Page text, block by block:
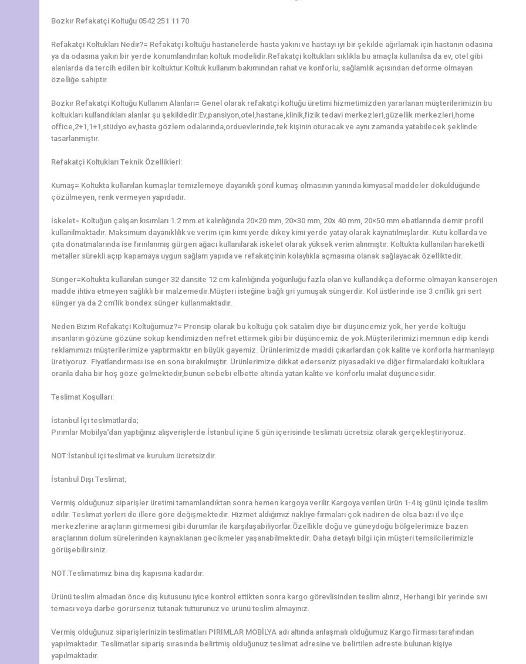
Bozkır Refakatçi Koltuğu 0542 251 11 70
Refakatçi Koltukları Nedir?= Refakatçi koltuğu hastanelerde hasta yakını ve hastayı iyi bir şekilde ağırlamak için hastanın odasına
ya da odasına yakın bir yerde konumlandırılan koltuk modelidir.Refakatçi koltukları sıklıkla bu amaçla kullanılsa da ev, otel gibi
alanlarda da tercih edilen bir koltuktur.Koltuk kullanım bakımından rahat ve konforlu, sağlamlık açısından deforme olmayan
özelliğe sahiptir.
Bozkır Refakatçi Koltuğu Kullanım Alanları= Genel olarak refakatçi koltuğu üretimi hizmetimizden yararlanan müşterilerimizin bu
koltukları kullandıkları alanlar şu şekildedir:Ev,pansiyon,otel,hastane,klinik,fizik tedavi merkezleri,güzellik merkezleri,home
office,2+1,1+1,stüdyo ev,hasta gözlem odalarında,orduevlerinde,tek kişinin oturacak ve aynı zamanda yatabilecek şeklinde
tasarlanmıştır.
Refakatçi Koltukları Teknik Özellikleri:
Kumaş= Koltukta kullanılan kumaşlar temizlemeye dayanıklı şönil kumaş olmasının yanında kimyasal maddeler döküldüğünde
çözülmeyen, renk vermeyen yapıdadır.
İskelet= Koltuğun çalışan kısımları 1.2 mm et kalınlığında 20×20 mm, 20×30 mm, 20x 40 mm, 20×50 mm ebatlarında demir profil
kullanılmaktadır. Maksimum dayanıklılık ve verim için kimi yerde dikey kimi yerde yatay olarak kaynatılmışlardır. Kutu kollarda ve
çıta donatmalarında ise fırınlanmış gürgen ağacı kullanılarak iskelet olarak yüksek verim alınmıştır. Koltukta kullanılan hareketli
metaller sürekli açıp kapamaya uygun sağlam yapıda ve refakatçinin kolaylıkla açmasına olanak sağlayacak özelliktedir.
Sünger=Koltukta kullanılan sünger 32 dansite 12 cm kalınlığında yoğunluğu fazla olan ve kullandıkça deforme olmayan kanserojen
madde ihtiva etmeyen sağlıklı bir malzemedir.Müşteri isteğine bağlı gri yumuşak süngerdir. Kol üstlerinde ise 3 cm’lik gri sert
sünger ya da 2 cm’lik bondex sünger kullanmaktadır.
Neden Bizim Refakatçi Koltuğumuz?= Prensip olarak bu koltuğu çok satalım diye bir düşüncemiz yok, her yerde koltuğu
insanların gözüne gözüne sokup kendimizden nefret ettirmek gibi bir düşüncemiz de yok.Müşterilerimizi memnun edip kendi
reklamımızı müşterilerimize yaptırmaktır en büyük gayemiz. Ürünlerimizde maddi çıkarlardan çok kalite ve konforla harmanlayıp
üretiyoruz. Fiyatlandırması ise en sona bırakılmıştır. Ürünlerimize dikkat ederseniz piyasadaki ve diğer firmalardaki koltuklara
oranla daha bir hoş göze gelmektedir,bunun sebebi elbette altında yatan kalite ve konforlu imalat düşüncesidir.
Teslimat Koşulları:
İstanbul İçi teslimatlarda;
Pırımlar Mobilya‘dan yaptığınız alışverişlerde İstanbul içine 5 gün içerisinde teslimatı ücretsiz olarak gerçekleştiriyoruz.
NOT:İstanbul içi teslimat ve kurulum ücretsizdir.
İstanbul Dışı Teslimat;
Vermiş olduğunuz siparişler üretimi tamamlandıktan sonra hemen kargoya verilir.Kargoya verilen ürün 1-4 iş günü içinde teslim
edilir. Teslimat yerleri de illere göre değişmektedir. Hizmet aldığımız nakliye firmaları çok nadiren de olsa bazı il ve ilçe
merkezlerine araçların girmemesi gibi durumlar ile karşılaşabiliyorlar.Özellikle doğu ve güneydoğu bölgelerimize bazen
araçlarının dolum sürelerinden kaynaklanan gecikmeler yaşanabilmektedir. Daha detaylı bilgi için müşteri temsilcilerimizle
görüşebilirsiniz.
NOT:Teslimatımız bina dış kapısına kadardır.
Ürünü teslim almadan önce dış kutusunu iyice kontrol ettikten sonra kargo görevlisinden teslim alınız, Herhangi bir yerinde sıvı
teması veya darbe görürseniz tutanak tutturunuz ve ürünü teslim almayınız.
Vermiş olduğunuz siparişlerinizin teslimatları PIRIMLAR MOBİLYA adı altında anlaşmalı olduğumuz Kargo firması tarafından
yapılmaktadır. Teslimatlar sipariş sırasında belirtmiş olduğunuz teslimat adresine ve belirtilen adreste bulunan kişiye
yapılmaktadır.